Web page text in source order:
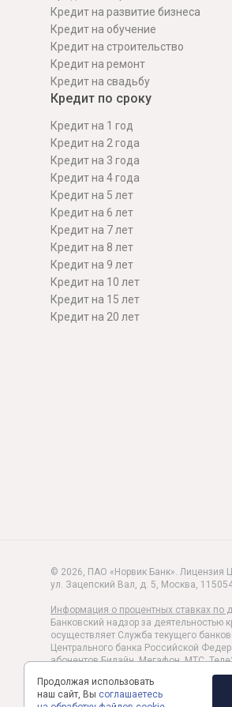
Кредит на развитие бизнеса
Кредит на обучение
Кредит на строительcтво
Кредит на ремонт
Кредит на свадьбу
Кредит по сроку
Кредит на 1 год
Кредит на 2 года
Кредит на 3 года
Кредит на 4 года
Кредит на 5 лет
Кредит на 6 лет
Кредит на 7 лет
Кредит на 8 лет
Кредит на 9 лет
Кредит на 10 лет
Кредит на 15 лет
Кредит на 20 лет
© 2026, ПАО «Норвик Банк». Лицензия
ул. Зацепский Вал, д. 5, Москва,
Информация о процентных ставках по
Банковский надзор за деятельностью
осуществляет Служба текущего
Центрального банка Российской
абонентов Билайн, Мегафон, МТС,
Политика обработки и защиты
Раскрытие информации в
Продолжая использовать
наш сайт, Вы соглашаетесь